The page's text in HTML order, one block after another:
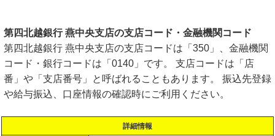
第四北越銀行 燕中央支店の支店コード・金融機関コード
第四北越銀行 燕中央支店の支店コードは「350」、金融機関
コード・銀行コードは「0140」です。 支店コードは「店
番」や「支店番号」と呼ばれることもあります。 振込先登録
や給与振込、口座情報の確認時にご利用ください。
詳細情報